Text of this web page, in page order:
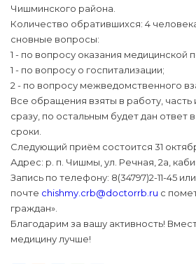
Чишминского района.
Количество обратившихся: 4
сновные вопросы:
1 - по вопросу оказания медицинской
1 - по вопросу о госпитализации;
2 - по вопросу межведомственного
Все обращения взяты в работу,
сразу, по остальным будет дан ответ
сроки.
Следующий приём состоится 31
Адрес: р. п. Чишмы, ул. Речная, 2а,
Запись по телефону: 8(34797)2-11-45
почте chishmy.crb@doctorrb.ru с
граждан».
Благодарим за вашу активность!
медицину лучше!